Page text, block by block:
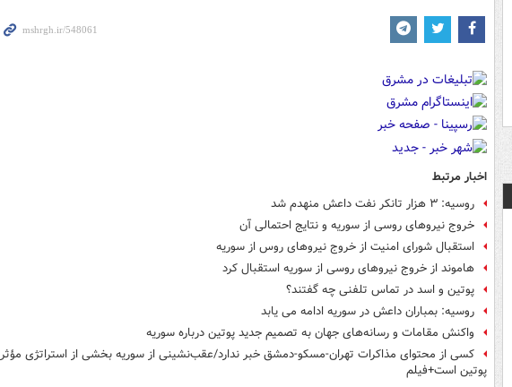
اخبار مرتبط
روسیه: ۳ هزار تانکر نفت داعش منهدم شد
خروج نیروهای روسی از سوریه و نتایج احتمالی آن
استقبال شورای امنیت از خروج نیروهای روس از سوریه
هاموند از خروج نیروهای روسی از سوریه استقبال کرد
پوتین و اسد در تماس تلفنی چه گفتند؟
روسیه: بمباران داعش در سوریه ادامه می یابد
واکنش مقامات و رسانه‌های جهان به تصمیم جدید پوتین درباره سوریه
کسی از محتوای مذاکرات تهران-مسکو-دمشق خبر ندارد/عقب‌نشینی از سوریه بخشی از استراتژی مؤثر
پوتین است+فیلم